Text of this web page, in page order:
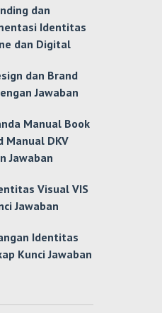
dan
Identitas
dan Digital
dan Brand
Jawaban
Manual Book
Manual DKV
Jawaban
Visual VIS
Jawaban
Identitas
Kunci Jawaban